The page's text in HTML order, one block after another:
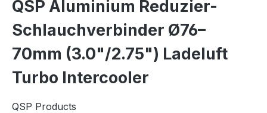
QSP Aluminium Reduzier-
Schlauchverbinder Ø76–
70mm (3.0"/2.75") Ladeluft
Turbo Intercooler
QSP Products